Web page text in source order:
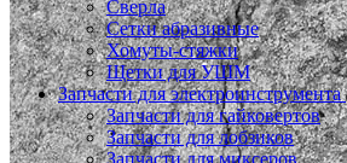
Сверла
Сетки абразивные
Хомуты-стяжки
Щетки для УШМ
Запчасти для электроинструмента
Запчасти для гайковертов
Запчасти для лобзиков
Запчасти для миксеров